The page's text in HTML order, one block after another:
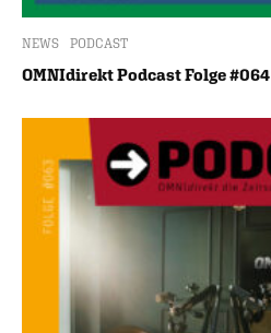
NEWS PODCAST
OMNIdirekt Podcast Folge #064